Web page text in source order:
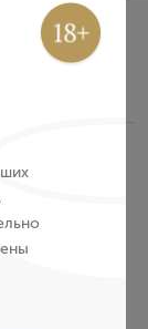
груши,
Освежающее